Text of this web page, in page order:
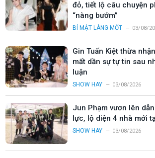
đỏ, tiết lộ câu chuyện
“nàng bướm”
BÍ MẬT LÀNG MỐT 03/08/
Gin Tuấn Kiệt thừa
mất dần sự tự tin sau
luận
SHOW HAY 03/08/2026
Jun Phạm vươn lên
lực, lộ diện 4 nhà mới
SHOW HAY 03/08/2026